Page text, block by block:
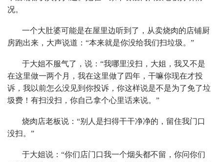
况。
一个大肚婆可能是在屋里边听到了，从卖烧肉的店铺厨
房跑出来，大声说道：“本来就是你没给我们扫垃圾。”
于大姐不服气了，说：“我哪里没扫，大姐，我又不是
在这里做一两个月，我在这里做了四年，干嘛你现在才投
诉，我以前怎么没见到你投诉，你这样说是不是为了免了垃
圾费！有扫没扫，你自己拿个心里话来说。”
烧肉店老板说：“别人是扫得干干净净的，留住我门口
没扫。”
于大姐说：“你们店门口我一个烟头都不留，你问你们